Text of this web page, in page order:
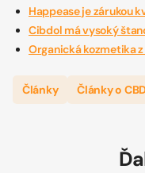
Happease je zárukou
Cibdol má vysoký
Organická kozmetika
Články Články o